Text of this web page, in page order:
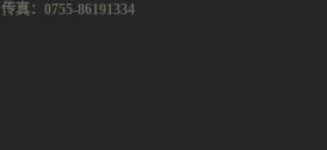
传真：0755-86191334